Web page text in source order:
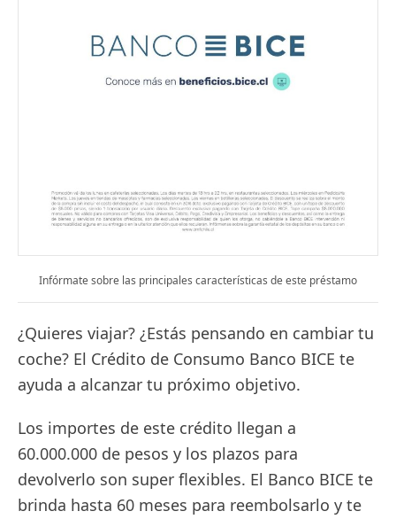
Infórmate sobre las principales características de este préstamo
¿Quieres viajar? ¿Estás pensando en cambiar tu
coche? El Crédito de Consumo Banco BICE te
ayuda a alcanzar tu próximo objetivo.
Los importes de este crédito llegan a
60.000.000 de pesos y los plazos para
devolverlo son super flexibles. El Banco BICE te
brinda hasta 60 meses para reembolsarlo y te